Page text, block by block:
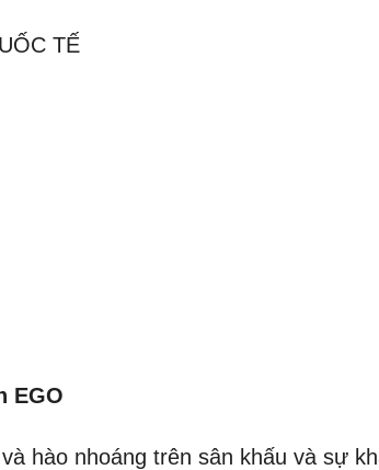
TẾ
EGO
hào nhoáng trên sân khấu và sự